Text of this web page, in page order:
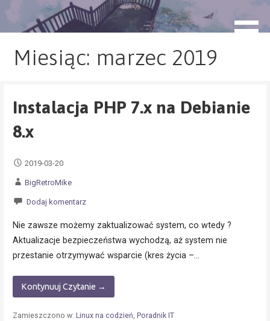
blog.monogatari.pl
Miesiąc: marzec 2019
Instalacja PHP 7.x na Debianie
8.x
2019-03-20
BigRetroMike
Dodaj komentarz
Nie zawsze możemy zaktualizować system, co wtedy ?
Aktualizacje bezpieczeństwa wychodzą, aż system nie
przestanie otrzymywać wsparcie (kres życia –…
Kontynuuj Czytanie →
Zamieszczono w: Linux na codzień, Poradnik IT